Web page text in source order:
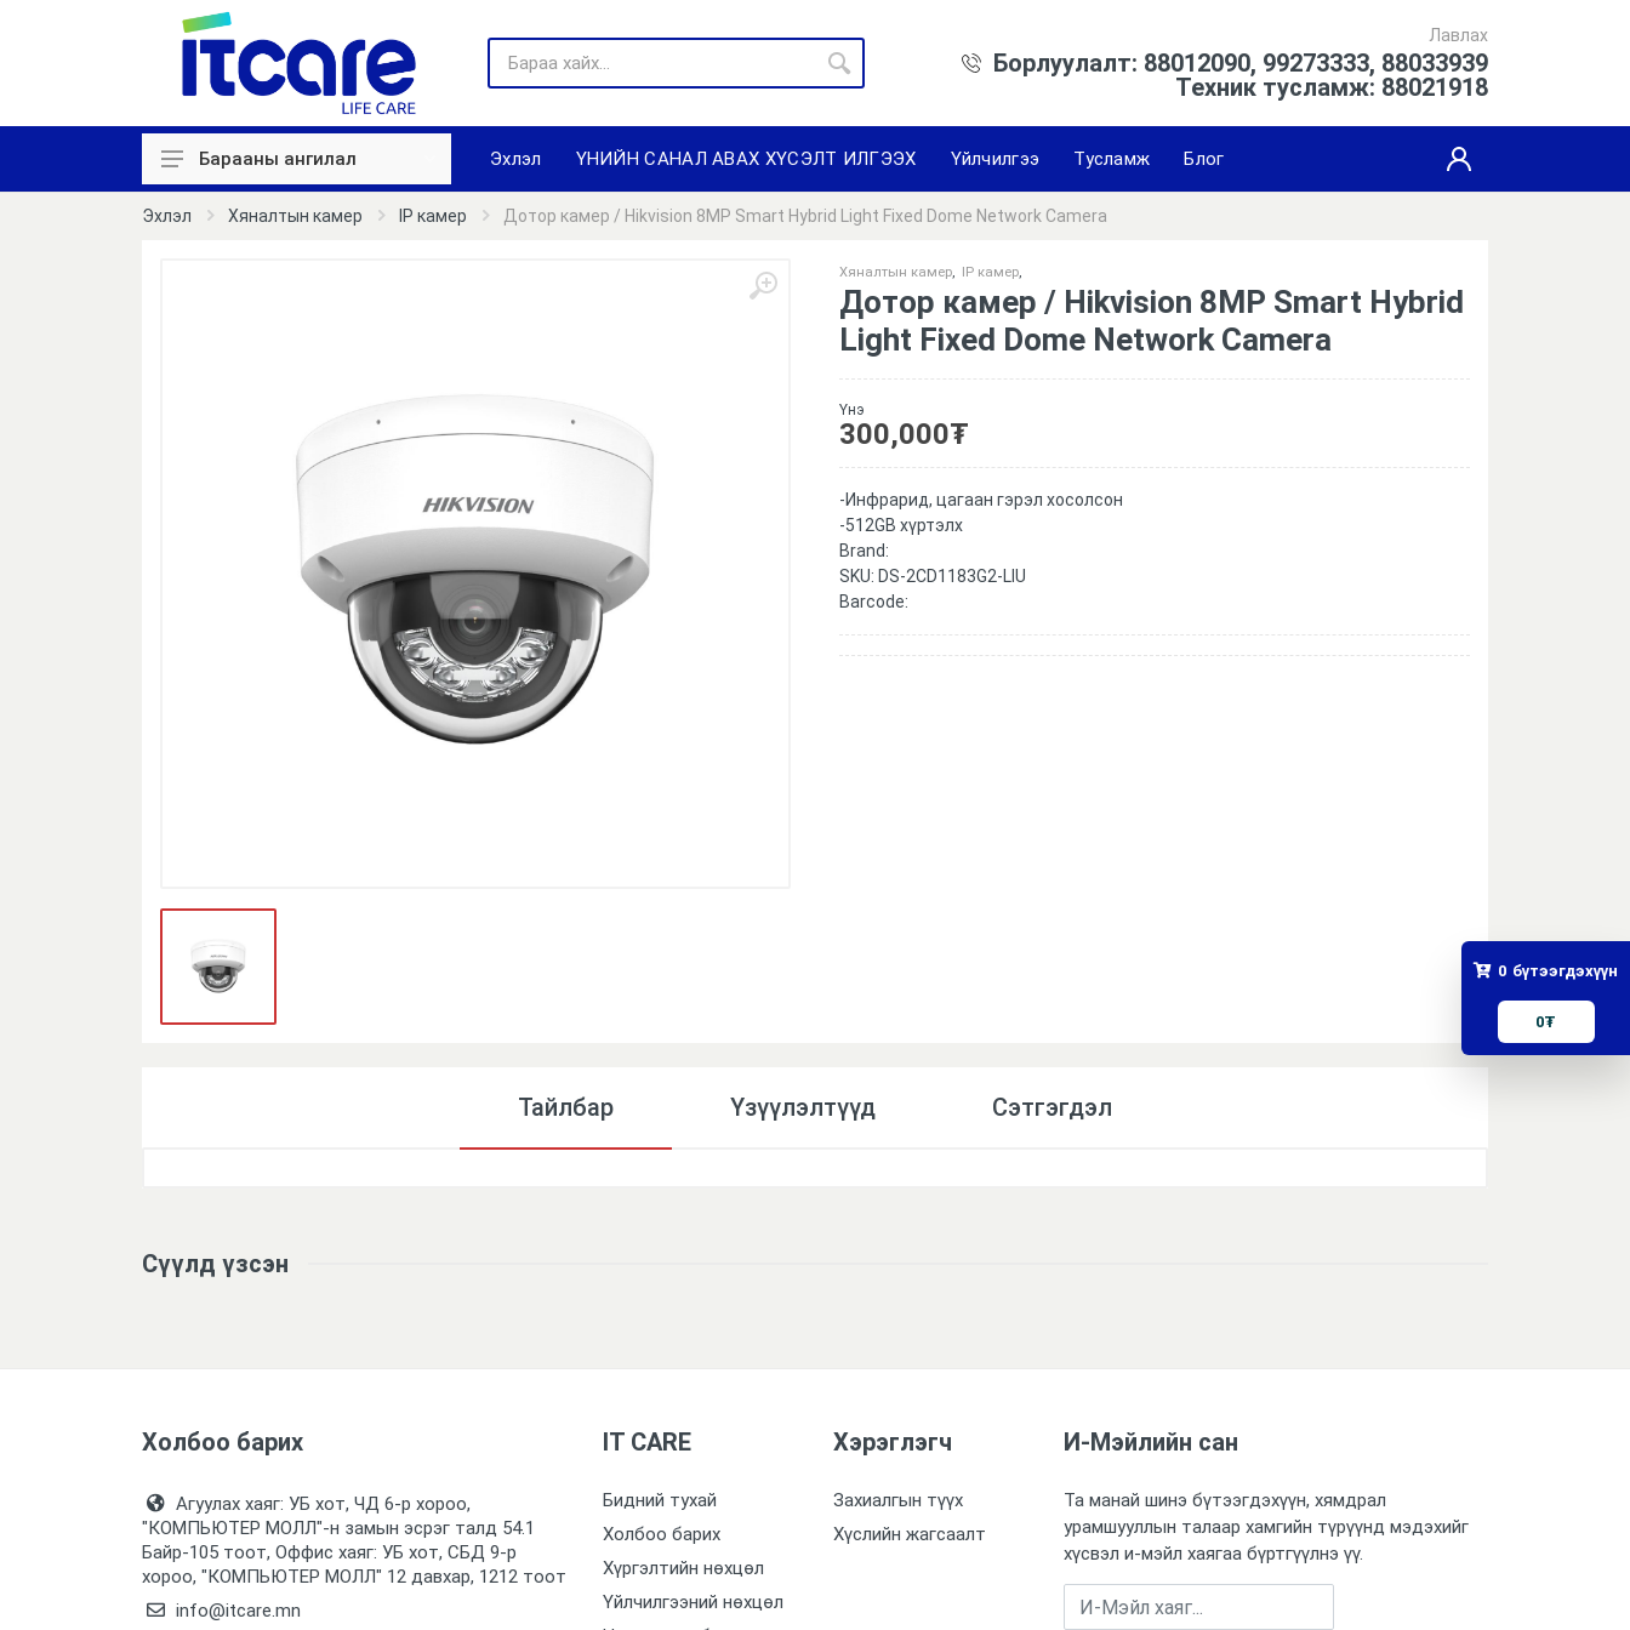
Лавлах
Борлуулалт: 88012090, 99273333, 88033939
Техник тусламж: 88021918
Хяналтын камер
Зарлан мэдээллэх
Барааны ангилал Эхлэл ҮНИЙН САНАЛ АВАХ ХҮСЭЛТ ИЛГЭЭХ Үйлчилгээ Тусламж Блог
Эхлэл Хяналтын камер IP камер Дотор камер / Hikvision 8MP Smart Hybrid Light Fixed Dome Network Camera
Хяналтын камер, IP камер,
Дотор камер / Hikvision 8MP Smart Hybrid
Light Fixed Dome Network Camera
Үнэ
300,000₮
-Инфрарид, цагаан гэрэл хосолсон
-512GB хүртэлх
Brand:
SKU: DS-2CD1183G2-LIU
Barcode:
Тайлбар Үзүүлэлтүүд Сэтгэгдэл
Сүүлд үзсэн
Холбоо барих
Агуулах хаяг: УБ хот, ЧД 6-р хороо,
"КОМПЬЮТЕР МОЛЛ᠌"-н замын эсрэг талд 54.1
Байр-105 тоот, Оффис хаяг: УБ хот, СБД 9-р
хороо, "КОМПЬЮТЕР МОЛЛ᠌" 12 давхар, 1212 тоот
info@itcare.mn
IT CARE
Бидний тухай
Холбоо барих
Хүргэлтийн нөхцөл
Үйлчилгээний нөхцөл
Хэрэглэгч
Захиалгын түүх
Хүслийн жагсаалт
И-Мэйлийн сан
Та манай шинэ бүтээгдэхүүн, хямдрал
урамшууллын талаар хамгийн түрүүнд мэдэхийг
хүсвэл и-мэйл хаягаа бүртгүүлнэ үү.
0 бүтээгдэхүүн
0₮